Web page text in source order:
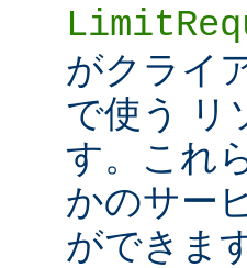
がクライ
で使う リ
す。これ
かのサー
ができま